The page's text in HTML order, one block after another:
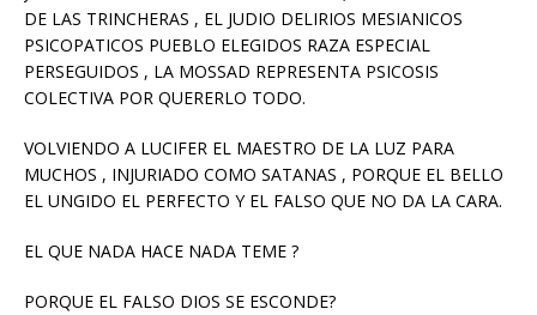
DE LAS TRINCHERAS , EL JUDIO DELIRIOS MESIANICOS
PSICOPATICOS PUEBLO ELEGIDOS RAZA ESPECIAL
PERSEGUIDOS , LA MOSSAD REPRESENTA PSICOSIS
COLECTIVA POR QUERERLO TODO.
VOLVIENDO A LUCIFER EL MAESTRO DE LA LUZ PARA
MUCHOS , INJURIADO COMO SATANAS , PORQUE EL BELLO
EL UNGIDO EL PERFECTO Y EL FALSO QUE NO DA LA CARA.
EL QUE NADA HACE NADA TEME ?
PORQUE EL FALSO DIOS SE ESCONDE?